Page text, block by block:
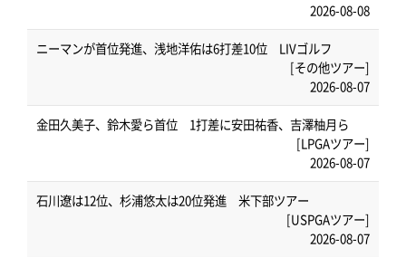
2026-08-08
ニーマンが首位発進、浅地洋佑は6打差10位 LIVゴルフ
[その他ツアー]
2026-08-07
金田久美子、鈴木愛ら首位 1打差に安田祐香、吉澤柚月ら
[LPGAツアー]
2026-08-07
石川遼は12位、杉浦悠太は20位発進 米下部ツアー
[USPGAツアー]
2026-08-07